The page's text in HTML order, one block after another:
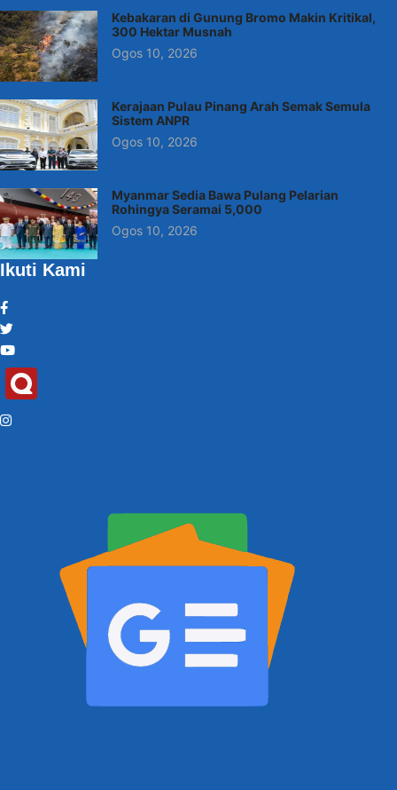
Kebakaran di Gunung Bromo Makin Kritikal,
300 Hektar Musnah
Ogos 10, 2026
Kerajaan Pulau Pinang Arah Semak Semula
Sistem ANPR
Ogos 10, 2026
Myanmar Sedia Bawa Pulang Pelarian
Rohingya Seramai 5,000
Ogos 10, 2026
Ikuti Kami